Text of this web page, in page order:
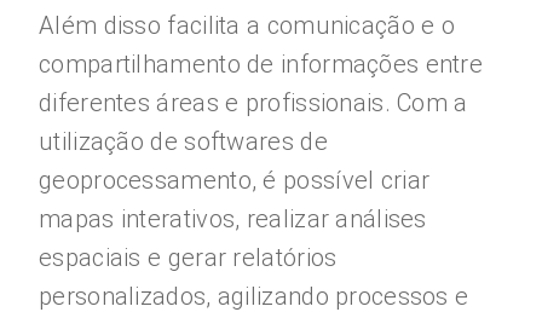
Além disso facilita a comunicação e o
compartilhamento de informações entre
diferentes áreas e profissionais. Com a
utilização de softwares de
geoprocessamento, é possível criar
mapas interativos, realizar análises
espaciais e gerar relatórios
personalizados, agilizando processos e